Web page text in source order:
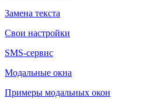
Замена текста
Свои настройки
SMS-сервис
Модальные окна
Примеры модальных окон